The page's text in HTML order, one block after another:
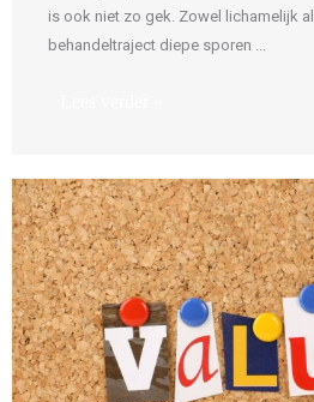
is ook niet zo gek. Zowel lichamelijk
behandeltraject diepe sporen ...